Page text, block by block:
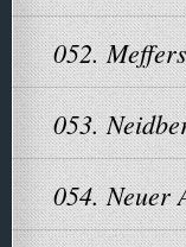
052.
053.
054. Neuer